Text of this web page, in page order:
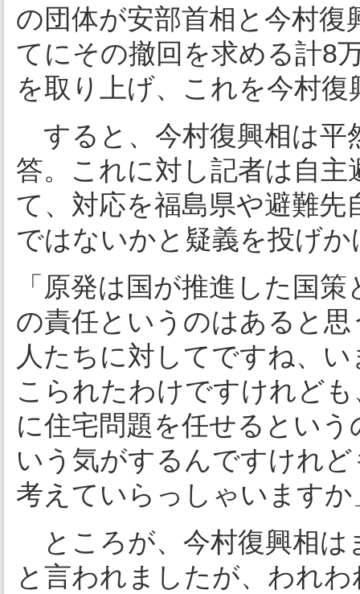
の団体が安部首相と今村復
てにその撤回を求める計8
を取り上げ、これを今村
すると、今村復興相は平
答。これに対し記者は自
て、対応を福島県や避難
ではないかと疑義を投げか
「原発は国が推進した国
の責任というのはあると
人たちに対してですね、い
こられたわけですけれど
に住宅問題を任せるとい
いう気がするんですけれ
考えていらっしゃいますか
ところが、今村復興相は
と言われましたが、われ